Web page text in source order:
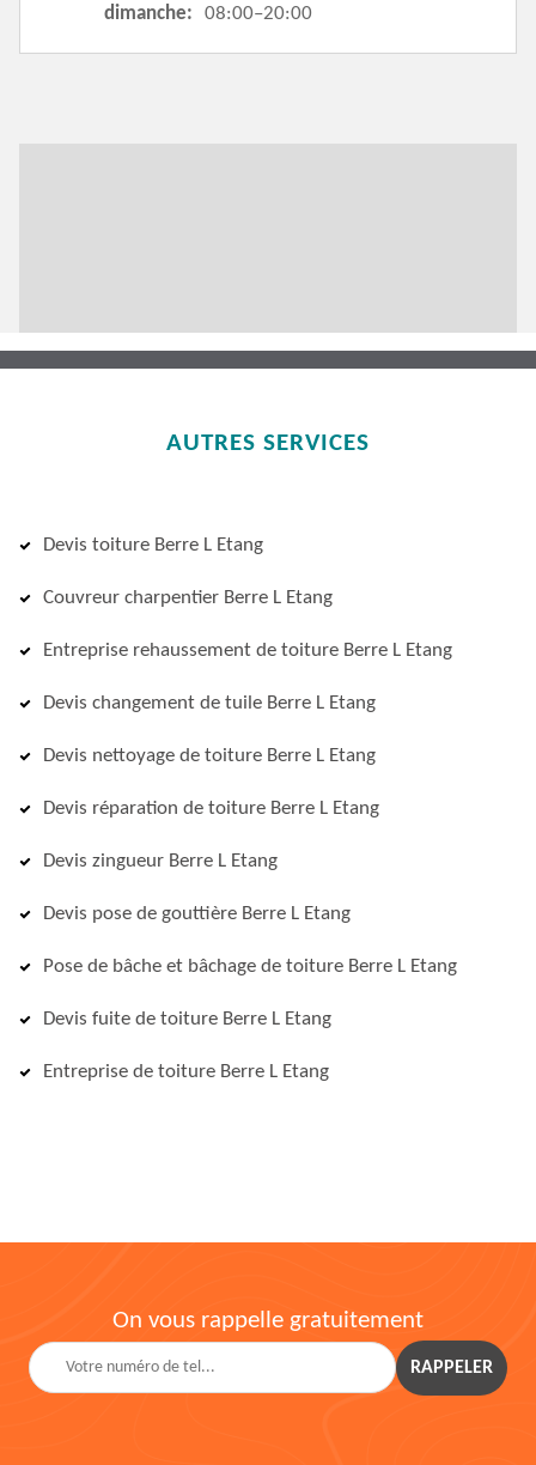
dimanche: 08:00–20:00
AUTRES SERVICES
Devis toiture Berre L Etang
Couvreur charpentier Berre L Etang
Entreprise rehaussement de toiture Berre L Etang
Devis changement de tuile Berre L Etang
Devis nettoyage de toiture Berre L Etang
Devis réparation de toiture Berre L Etang
Devis zingueur Berre L Etang
Devis pose de gouttière Berre L Etang
Pose de bâche et bâchage de toiture Berre L Etang
Devis fuite de toiture Berre L Etang
Entreprise de toiture Berre L Etang
On vous rappelle gratuitement